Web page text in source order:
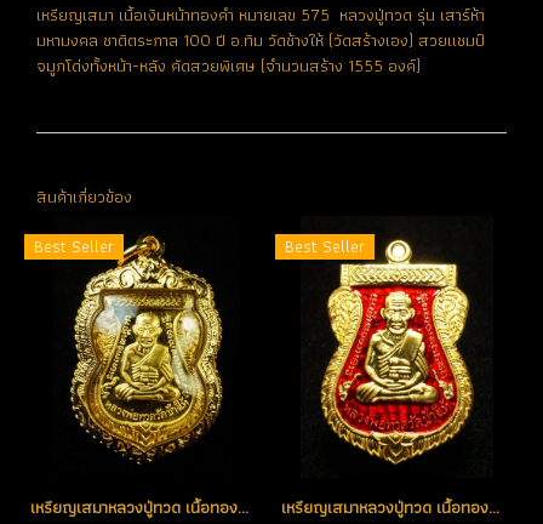
เหรียญเสมา เนื้อเงินหน้าทองคำ หมายเลข 575 หลวงปู่ทวด รุ่น เสาร์ห้า
มหามงคล ชาติตระกาล 100 ปี อ.ทิม วัดช้างให้ (วัดสร้างเอง) สวยแชมป์
จมูกโด่งทั้งหน้า-หลัง คัดสวยพิเศษ (จำนวนสร้าง 1555 องค์)
สินค้าเกี่ยวข้อง
Best Seller
เหรียญเสมาหลวงปู่ทวด เนื้อทองคำ หมายเลข 22 สวยแชมป์ (ขายแล้ว)
Best Seller
เหรียญเสมาหลวงปู่ทวด เนื้อทองคำลงยา(สีแดง) หมายเลข 101 (ขายแล้ว)